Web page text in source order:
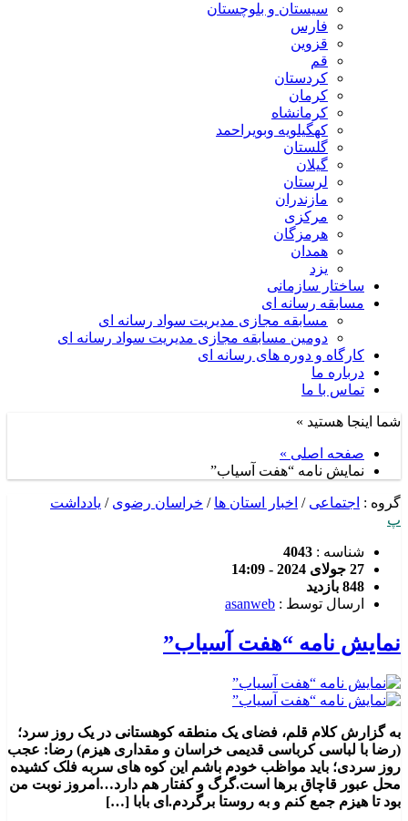
سیستان و بلوچستان
فارس
قزوین
قم
کردستان
کرمان
کرمانشاه
کهگیلویه وبویراحمد
گلستان
گیلان
لرستان
مازندران
مرکزی
هرمزگان
همدان
یزد
ساختار سازمانی
مسابقه رسانه ای
مسابقه مجازی مدیریت سواد رسانه ای
دومین مسابقه مجازی مدیریت سواد رسانه ای
کارگاه و دوره های رسانه ای
درباره ما
تماس با ما
شما اینجا هستید »
صفحه اصلی »
نمایش نامه “هفت آسیاب”
گروه : اجتماعی / اخبار استان ها / خراسان رضوی / یادداشت
پ
شناسه : 4043
27 جولای 2024 - 14:09
848 بازدید
ارسال توسط : asanweb
نمایش نامه “هفت آسیاب”
به گزارش کلام قلم، فضای یک منطقه کوهستانی در یک روز سرد؛
(رضا با لباسی کرباسی قدیمی خراسان و مقداری هیزم) رضا: عجب
روز سردی؛ باید مواظب خودم باشم این کوه های سربه فلک کشیده
محل عبور قاچاق برها است.گرگ و کفتار هم دارد…امروز نوبت من
بود تا هیزم جمع کنم و به روستا برگردم.ای بابا […]